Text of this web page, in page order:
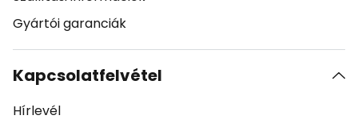
Gyártói garanciák
Kapcsolatfelvétel
Hírlevél